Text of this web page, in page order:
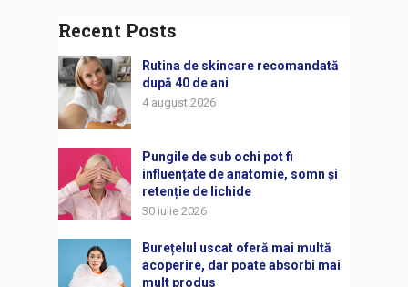
Recent Posts
Rutina de skincare recomandată
după 40 de ani
4 august 2026
Pungile de sub ochi pot fi
influențate de anatomie, somn și
retenție de lichide
30 iulie 2026
Burețelul uscat oferă mai multă
acoperire, dar poate absorbi mai
mult produs